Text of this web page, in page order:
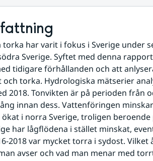
har varit i fokus i Sverige under
Sverige. Syftet med denna
tidigare förhållanden och att
torka. Hydrologiska mätserier
2018. Tonvikten är på perioden från
innan dess. Vattenföringen
i norra Sverige, troligen
har lågflödena i stället minskat,
2018 var mycket torra i sydost.
avser och vad man menar med